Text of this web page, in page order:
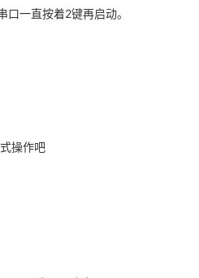
一直按着2键再启动。
操作吧